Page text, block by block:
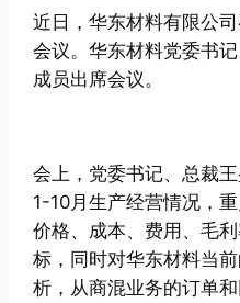
近日，华东材料有限公
会议。华东材料党委书
成员出席会议。
会上，党委书记、总裁
1-10月生产经营情况，
价格、成本、费用、毛
标，同时对华东材料当
析，从商混业务的订单